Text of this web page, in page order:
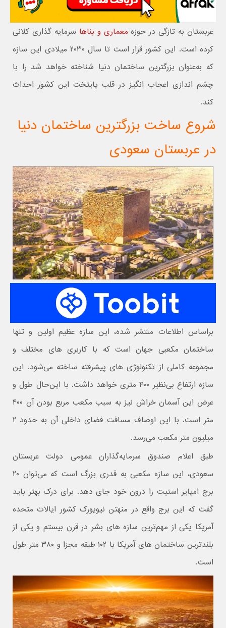
عربستان به تازگی در حوزه معماری و بناها سرمایه گذاری کلانی
کرده است. این کشور قرار است تا سال ۲۰۳۰ میلادی این سازه
که به‌عنوان بزرگترین ساختمان دنیا شناخته خواهد شد را با
چشم اندازی اعجاب انگیز در قلب پایتخت این کشور احداث
کند.
شروع ساخت بزرگترین ساختمان دنیا
در عربستان سعودی
براساس اطلاعات منتشر شده، این سازه عظیم اولین و تنها
ساختمان مکعبی جهان است که با کاربری های مختلف و
مجموعه کاملی از تکنولوژی های پیشرفته ساخته می‌شود. این
سازه ارتفاع بی‌نظیر ۴۰۰ متری خواهد داشت. با این‌حال طول و
عرض این آسمان خراش نیز به سبب مکعب مربع بودن آن ۴۰۰
متر است. با این اوصاف مسافت فضای داخلی آن به حدود ۲
میلیون متر مکعب می‌رسد.
طبق اعلام صندوق سرمایه‌گذاران عمومی دولت عربستان
سعودی، این سازه مکعبی به قدری بزرگ است که می‌توان ۲۰
برج امپایر استیت را درون خود جای دهد. برای درک بهتر باید
گفت که این برج واقع در منهتن نیویورک کشور ایالات متحده
آمریکا یکی از مهم‌ترین سازه های بشر در قرن بیستم و یکی از
بلندترین ساختمان های آمریکا با ۱۰۲ طبقه مجزا و ۳۸۰ متر طول
است.